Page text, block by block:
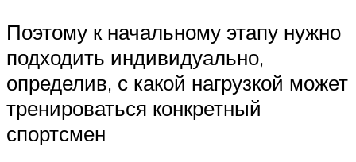
Поэтому к начальному этапу нужно
подходить индивидуально,
определив, с какой нагрузкой может
тренироваться конкретный
спортсмен